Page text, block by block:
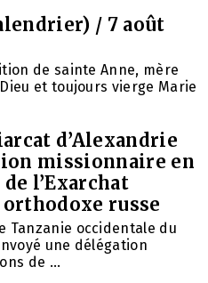
/ 7 août
de sainte Anne, mère
et toujours vierge Marie
d’Alexandrie
missionnaire en
l’Exarchat
russe
Tanzanie occidentale du
une délégation
de ...